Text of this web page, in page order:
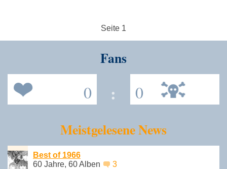
Seite 1
Fans
0 : 0
Meistgelesene News
Best of 1966
60 Jahre, 60 Alben
3